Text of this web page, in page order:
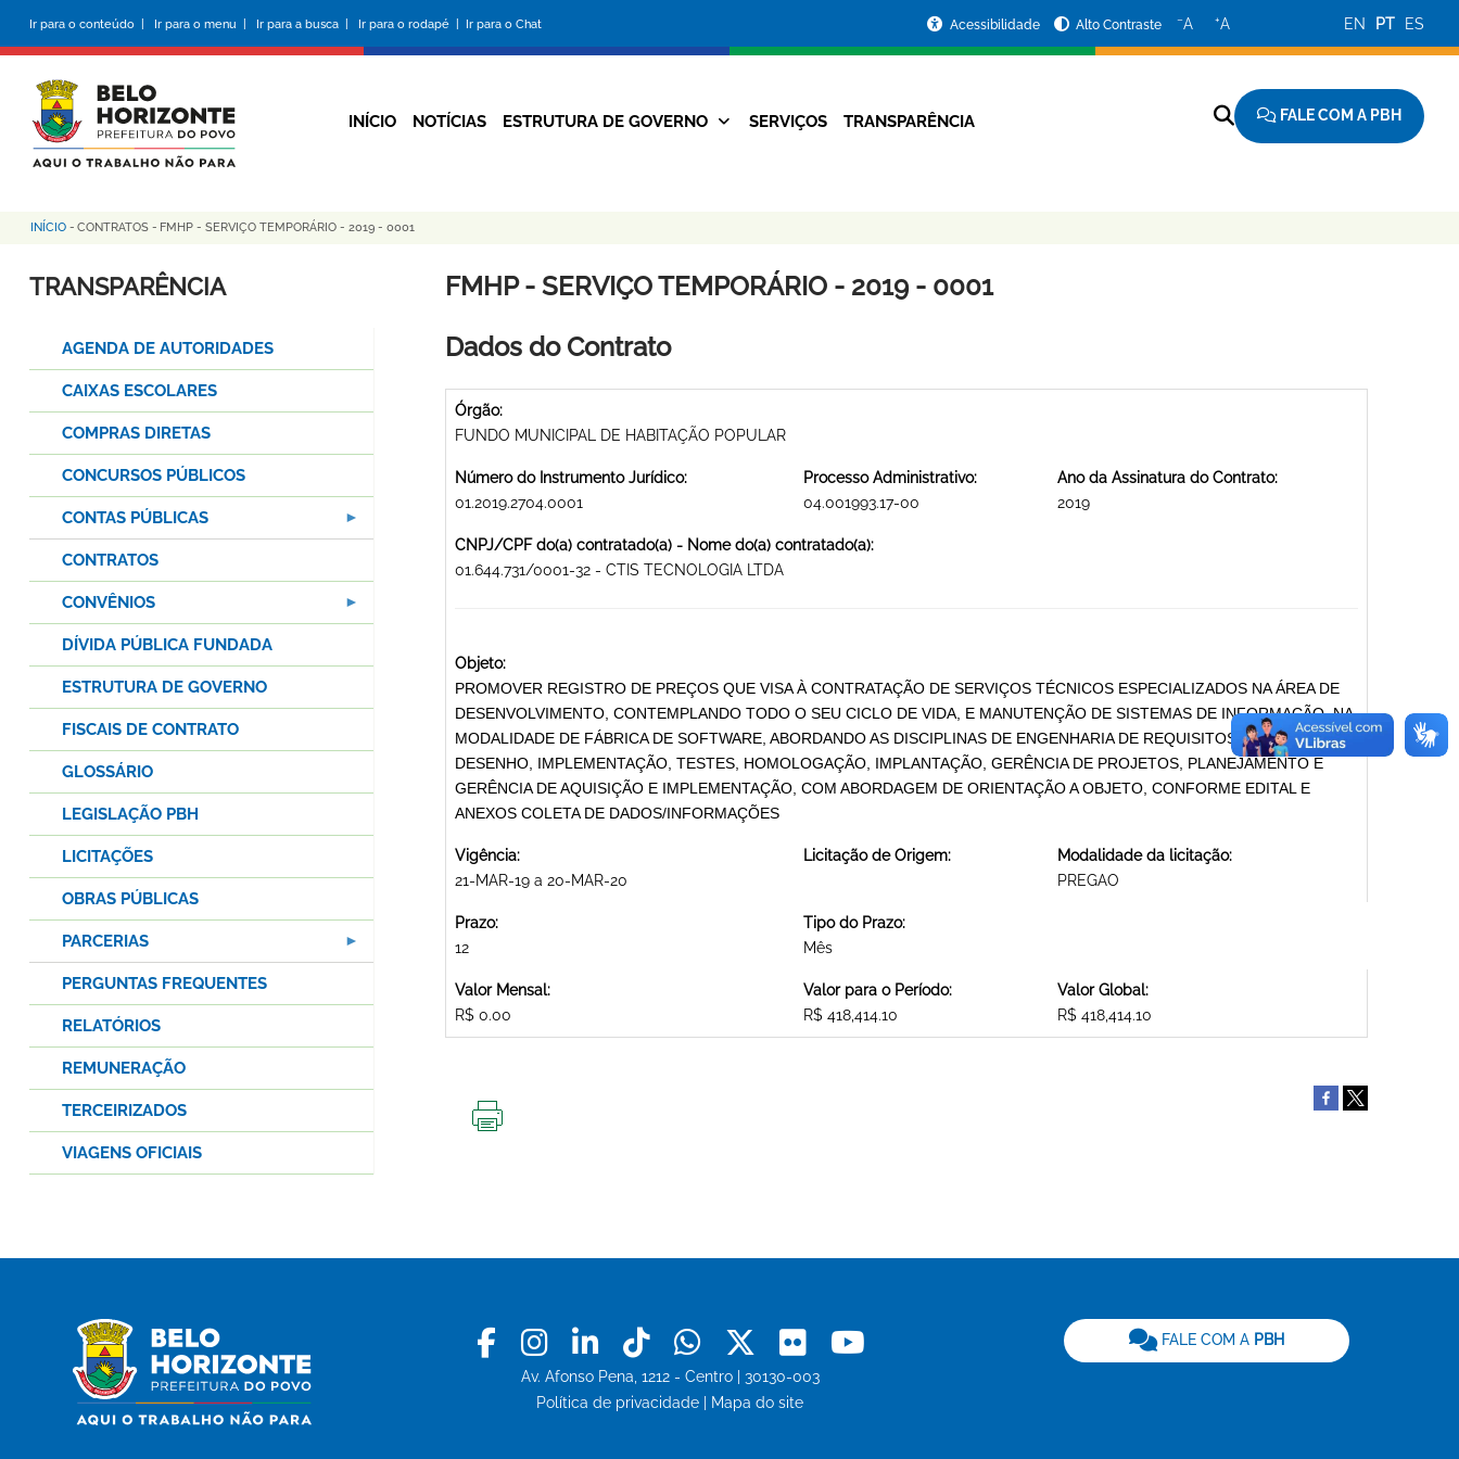
conteúdo
principal
Ir para o conteúdo | Ir para o menu | Ir para a busca | Ir para o rodapé | Ir para o Chat
da
Prefeitura
Acessibilidade Alto Contraste −A +A EN PT ES
Navegação
INÍCIO NOTÍCIAS ESTRUTURA DE GOVERNO SERVIÇOS TRANSPARÊNCIA FALE COM A PBH
Trilha
de
INÍCIO - CONTRATOS - FMHP - SERVIÇO TEMPORÁRIO - 2019 - 0001
FMHP - SERVIÇO TEMPORÁRIO - 2019 - 0001
Dados do Contrato
Órgão:
FUNDO MUNICIPAL DE HABITAÇÃO POPULAR
Número do Instrumento Jurídico:
01.2019.2704.0001
Processo Administrativo:
04.001993.17-00
Ano da Assinatura do Contrato:
2019
CNPJ/CPF do(a) contratado(a) - Nome do(a) contratado(a):
01.644.731/0001-32 - CTIS TECNOLOGIA LTDA
Objeto:
PROMOVER REGISTRO DE PREÇOS QUE VISA À CONTRATAÇÃO DE SERVIÇOS TÉCNICOS ESPECIALIZADOS NA ÁREA DE
DESENVOLVIMENTO, CONTEMPLANDO TODO O SEU CICLO DE VIDA, E MANUTENÇÃO DE SISTEMAS DE INFORMAÇÃO, NA
MODALIDADE DE FÁBRICA DE SOFTWARE, ABORDANDO AS DISCIPLINAS DE ENGENHARIA DE REQUISITOS, ANÁLISE E
DESENHO, IMPLEMENTAÇÃO, TESTES, HOMOLOGAÇÃO, IMPLANTAÇÃO, GERÊNCIA DE PROJETOS, PLANEJAMENTO E
GERÊNCIA DE AQUISIÇÃO E IMPLEMENTAÇÃO, COM ABORDAGEM DE ORIENTAÇÃO A OBJETO, CONFORME EDITAL E
ANEXOS COLETA DE DADOS/INFORMAÇÕES
Vigência:
21-MAR-19 a 20-MAR-20
Licitação de Origem:
Modalidade da licitação:
PREGAO
Prazo:
12
Tipo do Prazo:
Mês
Valor Mensal:
R$ 0.00
Valor para o Período:
R$ 418,414.10
Valor Global:
R$ 418,414.10
TRANSPARÊNCIA
AGENDA DE AUTORIDADES
CAIXAS ESCOLARES
COMPRAS DIRETAS
CONCURSOS PÚBLICOS
CONTAS PÚBLICAS
CONTRATOS
CONVÊNIOS
DÍVIDA PÚBLICA FUNDADA
ESTRUTURA DE GOVERNO
FISCAIS DE CONTRATO
GLOSSÁRIO
LEGISLAÇÃO PBH
LICITAÇÕES
OBRAS PÚBLICAS
PARCERIAS
PERGUNTAS FREQUENTES
RELATÓRIOS
REMUNERAÇÃO
TERCEIRIZADOS
VIAGENS OFICIAIS
Facebook
Instagram
LinkedinTiktokWhatsapp
X Flickr
Av. Afonso Pena, 1212 - Centro | 30130-003
Política de privacidade
Mapa do site
FALE COM A PBH